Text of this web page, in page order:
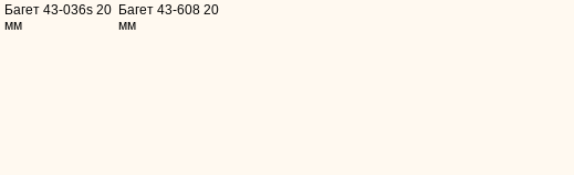
Багет 43-036s 20
мм
Багет 43-608 20
мм